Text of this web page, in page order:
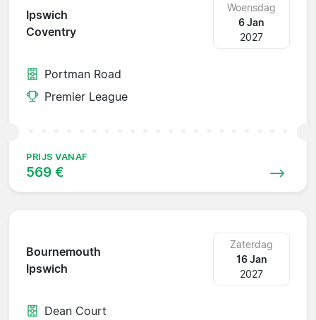
Ipswich
Coventry
Woensdag
6 Jan
2027
Portman Road
Premier League
PRIJS VANAF
569 €
Bournemouth
Ipswich
Zaterdag
16 Jan
2027
Dean Court